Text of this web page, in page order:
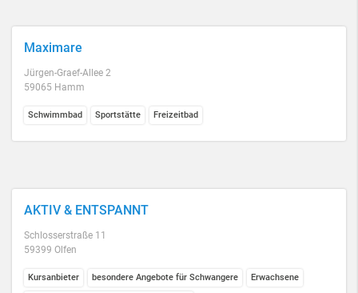
Maximare
Jürgen-Graef-Allee 2
59065 Hamm
Schwimmbad Sportstätte Freizeitbad
AKTIV & ENTSPANNT
Schlosserstraße 11
59399 Olfen
Kursanbieter besondere Angebote für Schwangere Erwachsene